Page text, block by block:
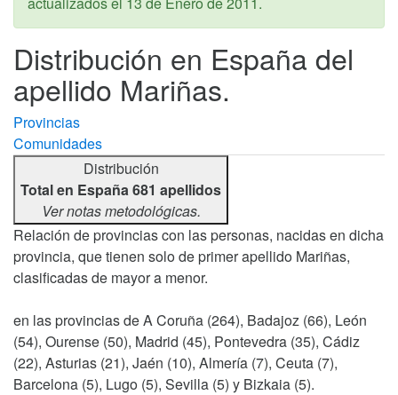
Distribución en España del
apellido Mariñas.
Provincias
Comunidades
Distribución
Total en España 681 apellidos
Ver notas metodológicas.
Relación de provincias con las personas, nacidas en dicha
provincia, que tienen solo de primer apellido Mariñas,
clasificadas de mayor a menor.
en las provincias de A Coruña (264), Badajoz (66), León
(54), Ourense (50), Madrid (45), Pontevedra (35), Cádiz
(22), Asturias (21), Jaén (10), Almería (7), Ceuta (7),
Barcelona (5), Lugo (5), Sevilla (5) y Bizkaia (5).